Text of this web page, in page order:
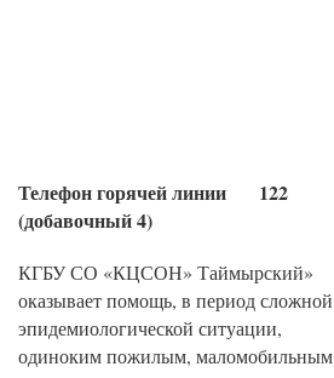
Телефон горячей линии 122
(добавочный 4)
КГБУ СО «КЦСОН» Таймырский»
оказывает помощь, в период сложной
эпидемиологической ситуации,
одиноким пожилым, маломобильным